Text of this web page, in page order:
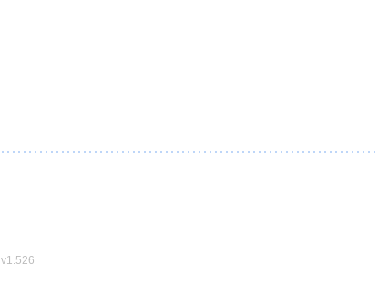
v1.526